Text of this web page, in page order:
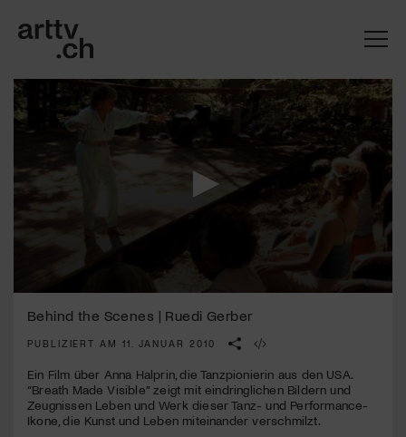
seconds
32
seconds
Behind the Scenes | Ruedi Gerber
PUBLIZIERT AM 11. JANUAR 2010
Ein Film über Anna Halprin, die Tanzpionierin aus den USA.
“Breath Made Visible” zeigt mit eindringlichen Bildern und
Zeugnissen Leben und Werk dieser Tanz- und Performance-
Ikone, die Kunst und Leben miteinander verschmilzt.
Mach mit: «Be Part of the Art»!
Engagiere dich als Kulturliebhaber:in, Kulturschaffende(r) oder
Mit deiner Mitgliedschaft erhältst du kostenlosen Zugang zu
diversen Kulturevents.